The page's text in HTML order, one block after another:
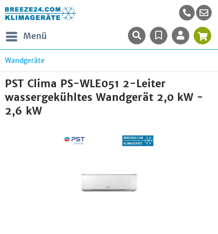
Menü
Wandgeräte
PST Clima PS-WLE051 2-Leiter
wassergekühltes Wandgerät 2,0 kW -
2,6 kW